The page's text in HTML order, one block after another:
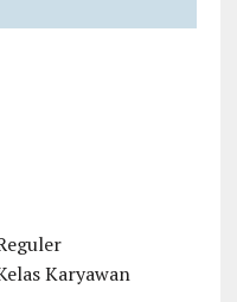
Karyawan